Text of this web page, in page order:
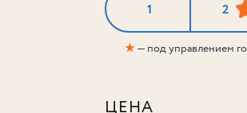
1 2
★— под управлением
ЦЕНА